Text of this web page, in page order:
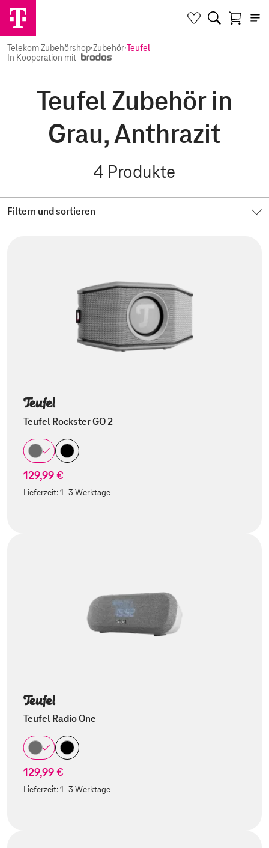
Telekom Zubehörshop·Zubehör·Teufel
In Kooperation mit
Teufel Zubehör in
Grau, Anthrazit
4 Produkte
Filtern und sortieren
Teufel Rockster GO 2
129,99 €
Lieferzeit:1-3 Werktage
Teufel Radio One
129,99 €
Lieferzeit:1-3 Werktage